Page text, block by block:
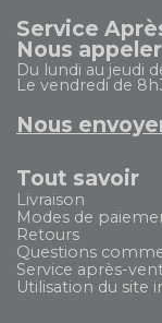
Service
Nous
Du lundi au jeudi
Le vendredi de
Nous
Tout savoir
Livraison
Modes de
Retours
Questions
Service après-
Utilisation du site